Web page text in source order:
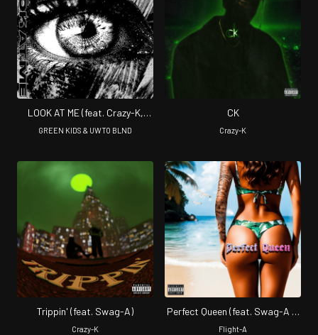
LOOK AT ME (feat. Crazy-K,
ACHA, Swag-A, Flight-A &
GREEN KIDS & UWTO BLND
CK
Crazy-K
Trippin' (feat. Swag-A)
Crazy-K
Perfect Queen (feat. Swag-A &
Crazy-K)
Flight-A